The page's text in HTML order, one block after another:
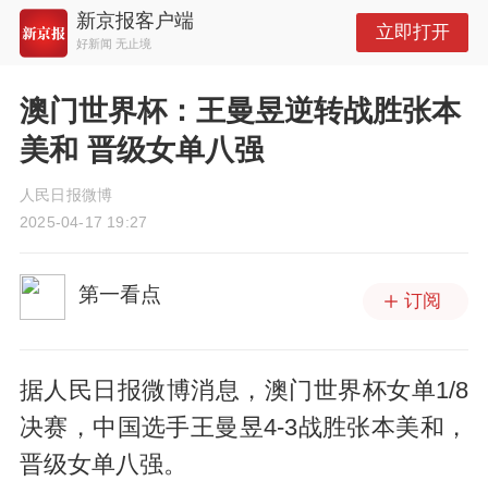
新京报客户端
好新闻 无止境
立即打开
澳门世界杯：王曼昱逆转战胜张本
美和 晋级女单八强
人民日报微博
2025-04-17 19:27
第一看点 订阅
据人民日报微博消息，澳门世界杯女单1/8
决赛，中国选手王曼昱4-3战胜张本美和，
晋级女单八强。